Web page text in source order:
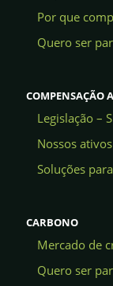
Por que
Quero ser
COMPENSAÇÃO
Legislação –
Nossos
Soluções
CARBONO
Mercado de
Quero ser